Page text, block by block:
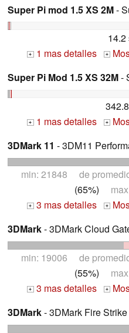
Super Pi mod 1.5 XS 2M-
14.2
+ 1 mas detalles +
Super Pi Mod 1.5 XS 32M-
+ 1 mas detalles +
3DMark 11 - 3DM11
min: 21848 de
(65%)
+ 3 mas detalles +
3DMark- 3DMark Cloud
min: 19006 de
(55%)
+ 3 mas detalles +
3DMark- 3DMark Fire